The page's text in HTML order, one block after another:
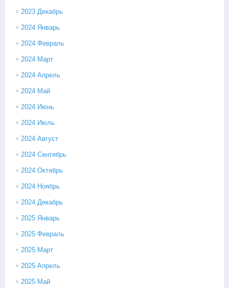
2023 Декабрь
2024 Январь
2024 Февраль
2024 Март
2024 Апрель
2024 Май
2024 Июнь
2024 Июль
2024 Август
2024 Сентябрь
2024 Октябрь
2024 Ноябрь
2024 Декабрь
2025 Январь
2025 Февраль
2025 Март
2025 Апрель
2025 Май